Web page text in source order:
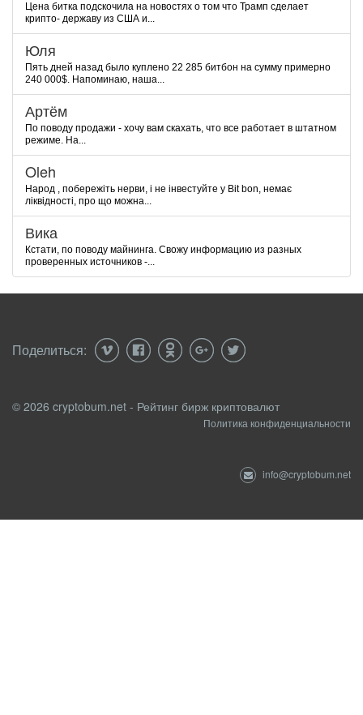
Цена битка подскочила на новостях о том что Трамп сделает
крипто- державу из США и...
Юля
Пять дней назад было куплено 22 285 битбон на сумму примерно
240 000$. Напоминаю, наша...
Артём
По поводу продажи - хочу вам скахать, что все работает в штатном
режиме. На...
Oleh
Народ , побережіть нерви, і не інвестуйте у Bit bon, немає
ліквідності, про що можна...
Вика
Кстати, по поводу майнинга. Свожу информацию из разных
проверенных источников -...
Поделиться:
© 2026 cryptobum.net - Рейтинг бирж криптовалют
Политика конфиденциальности
info@cryptobum.net